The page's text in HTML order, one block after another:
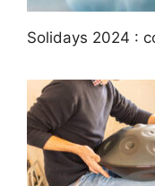
Solidays 2024 :